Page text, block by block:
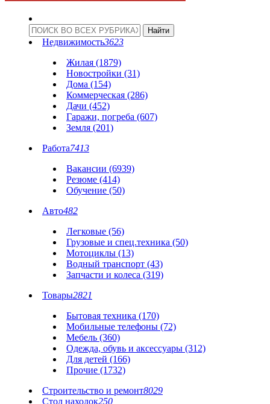
Недвижимость3623
Жилая (1879)
Новостройки (31)
Дома (154)
Коммерческая (286)
Дачи (452)
Гаражи, погреба (607)
Земля (201)
Работа7413
Вакансии (6939)
Резюме (414)
Обучение (50)
Авто482
Легковые (56)
Грузовые и спец.техника (50)
Мотоциклы (13)
Водный транспорт (43)
Запчасти и колеса (319)
Товары2821
Бытовая техника (170)
Мобильные телефоны (72)
Мебель (360)
Одежда, обувь и аксессуары (312)
Для детей (166)
Прочие (1732)
Строительство и ремонт8029
Стол находок250